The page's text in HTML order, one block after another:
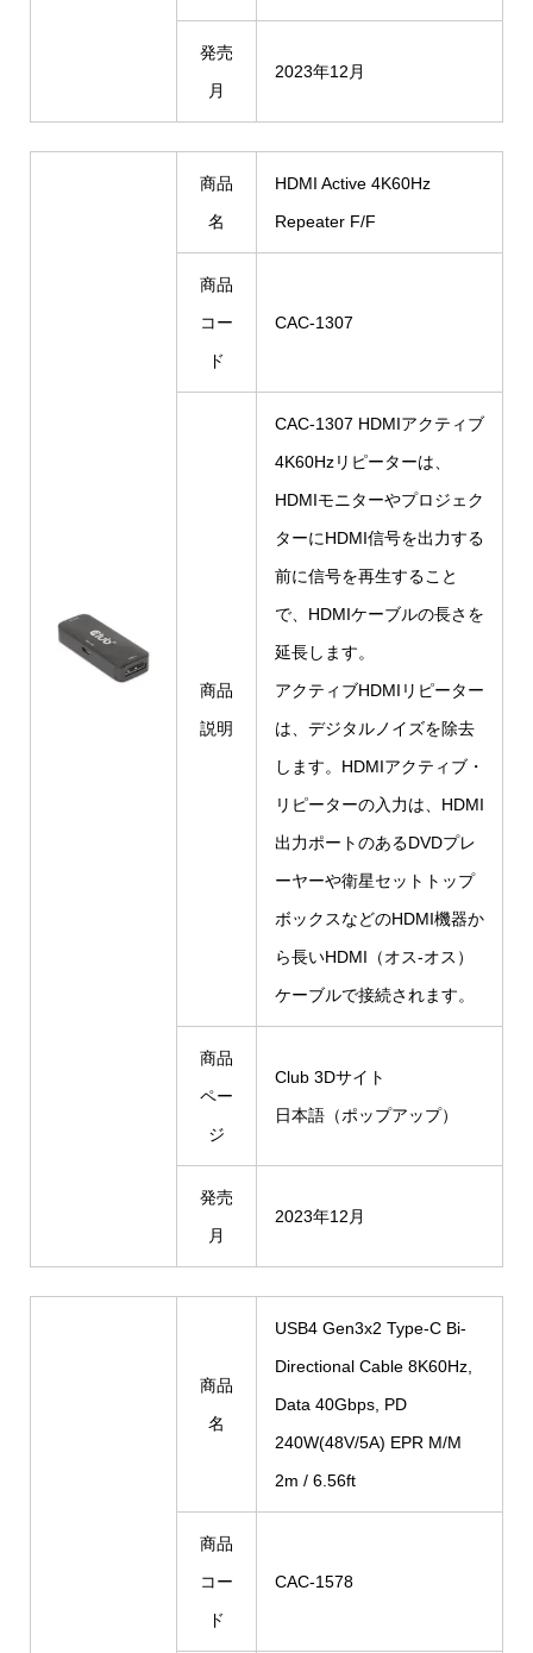
発売
月
2023年12月
商品
名
HDMI Active 4K60Hz
Repeater F/F
商品
コー
ド
CAC-1307
商品
説明
CAC-1307 HDMIアクティブ
4K60Hzリピーターは、
HDMIモニターやプロジェク
ターにHDMI信号を出力する
前に信号を再生すること
で、HDMIケーブルの長さを
延長します。
アクティブHDMIリピーター
は、デジタルノイズを除去
します。HDMIアクティブ・
リピーターの入力は、HDMI
出力ポートのあるDVDプレ
ーヤーや衛星セットトップ
ボックスなどのHDMI機器か
ら長いHDMI（オス-オス）
ケーブルで接続されます。
商品
ペー
ジ
Club 3Dサイト
日本語（ポップアップ）
発売
月
2023年12月
商品
名
USB4 Gen3x2 Type-C Bi-
Directional Cable 8K60Hz,
Data 40Gbps, PD
240W(48V/5A) EPR M/M
2m / 6.56ft
商品
コー
ド
CAC-1578